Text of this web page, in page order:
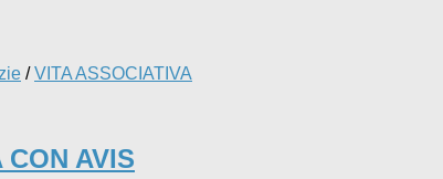
/VITA ASSOCIATIVA
AVIS